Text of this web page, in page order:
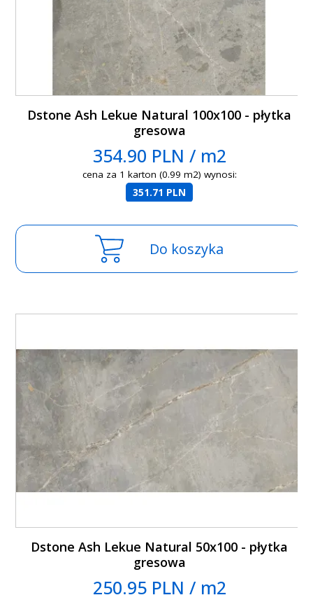
Dstone Ash Lekue Natural 100x100 - płytka
gresowa
354.90 PLN / m2
cena za 1 karton (0.99 m2) wynosi:
351.71 PLN
Do koszyka
Dstone Ash Lekue Natural 50x100 - płytka
gresowa
250.95 PLN / m2